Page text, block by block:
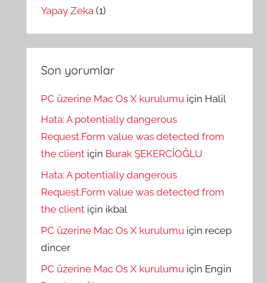
Yapay Zeka (1)
Son yorumlar
PC üzerine Mac Os X kurulumu için Halil
Hata: A potentially dangerous
Request.Form value was detected from
the client için Burak ŞEKERCİOĞLU
Hata: A potentially dangerous
Request.Form value was detected from
the client için ikbal
PC üzerine Mac Os X kurulumu için recep
dincer
PC üzerine Mac Os X kurulumu için Engin